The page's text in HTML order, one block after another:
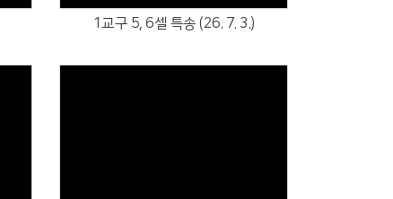
1교구 5, 6셀 특송 (26. 7. 3.)